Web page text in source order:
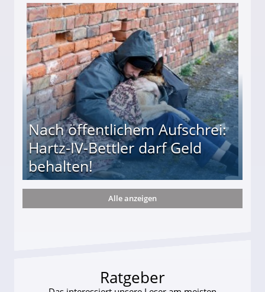
entführten seine Hündin "Hanni"!
Nach öffentlichem Aufschrei:
Hartz-IV-Bettler darf Geld
behalten!
darf Geld behalten!
Alle anzeigen
Ratgeber